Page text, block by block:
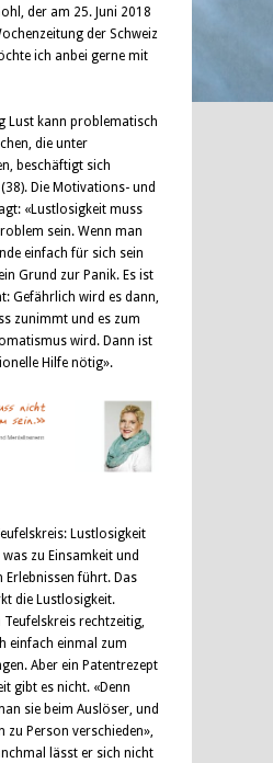
der am 25. Juni 2018
der Schweiz
ich anbei gerne mit
Lust kann problematisch
die unter
beschäftigt sich
Die Motivations- und
«Lustlosigkeit muss
sein. Wenn man
einfach für sich sein
Grund zur Panik. Es ist
Gefährlich wird es dann,
zunimmt und es zum
wird. Dann ist
Hilfe nötig».
Lustlosigkeit
zu Einsamkeit und
Erlebnissen führt. Das
die Lustlosigkeit.
Teufelskreis rechtzeitig,
einfach einmal zum
Aber ein Patentrezept
gibt es nicht. «Denn
sie beim Auslöser, und
zu Person verschieden»,
lässt er sich nicht